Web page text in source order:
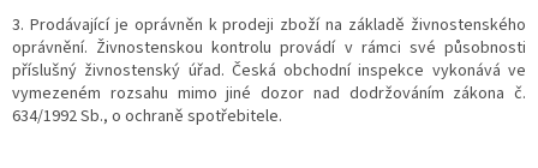
3. Prodávající je oprávněn k prodeji zboží na základě živnostenského
oprávnění. Živnostenskou kontrolu provádí v rámci své působnosti
příslušný živnostenský úřad. Česká obchodní inspekce vykonává ve
vymezeném rozsahu mimo jiné dozor nad dodržováním zákona č.
634/1992 Sb., o ochraně spotřebitele.